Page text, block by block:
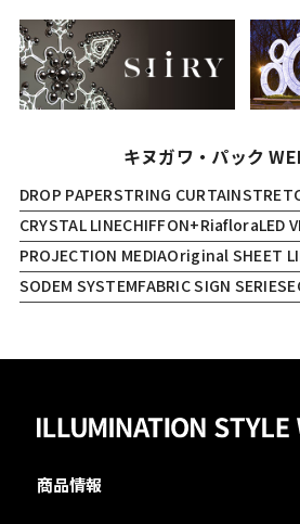
キヌガワ・パック
DROP PAPERSTRING CURTAIN
CRYSTAL LINECHIFFON+RiafloraLED
PROJECTION MEDIAOriginal SHEET
SODEM SYSTEMFABRIC SIGN SERIES
商品情報